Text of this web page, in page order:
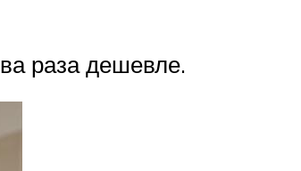
раза дешевле.